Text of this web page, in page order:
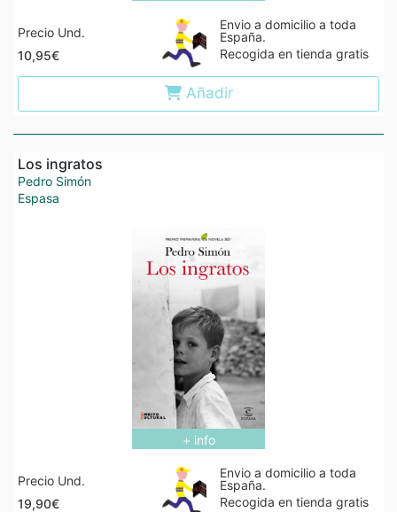
Precio Und.
10,95€
Envio a domicilio a toda
España.
Recogida en tienda gratis
Añadir
Los ingratos
Pedro Simón
Espasa
+ info
Precio Und.
19,90€
Envio a domicilio a toda
España.
Recogida en tienda gratis